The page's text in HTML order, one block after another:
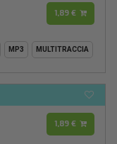
1,89 €
MP3 MULTITRACCIA
1,89 €